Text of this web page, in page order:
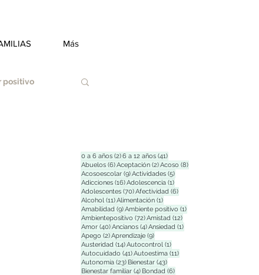
Más
positivo
0 a 6 años (2)2 entradas
6 a 12 años (41)41 entradas
Abuelos (6)6 entradas
Aceptación (2)2 entradas
Acoso (8)8 entradas
Acosoescolar (9)9 entradas
Actividades (5)5 entradas
Adicciones (16)16 entradas
Adolescencia (1)1 entrada
Adolescentes (70)70 entradas
Afectividad (6)6 entradas
Alcohol (11)11 entradas
Alimentación (1)1 entrada
Amabilidad (9)9 entradas
Ambiente positivo (1)1 entrada
Ambientepositivo (72)72 entradas
Amistad (12)12 entradas
Amor (40)40 entradas
Ancianos (4)4 entradas
Ansiedad (1)1 entrada
Apego (2)2 entradas
Aprendizaje (9)9 entradas
Austeridad (14)14 entradas
Autocontrol (1)1 entrada
Autocuidado (41)41 entradas
Autoestima (11)11 entradas
Autonomía (23)23 entradas
Bienestar (43)43 entradas
Bienestar familiar (4)4 entradas
Bondad (6)6 entradas